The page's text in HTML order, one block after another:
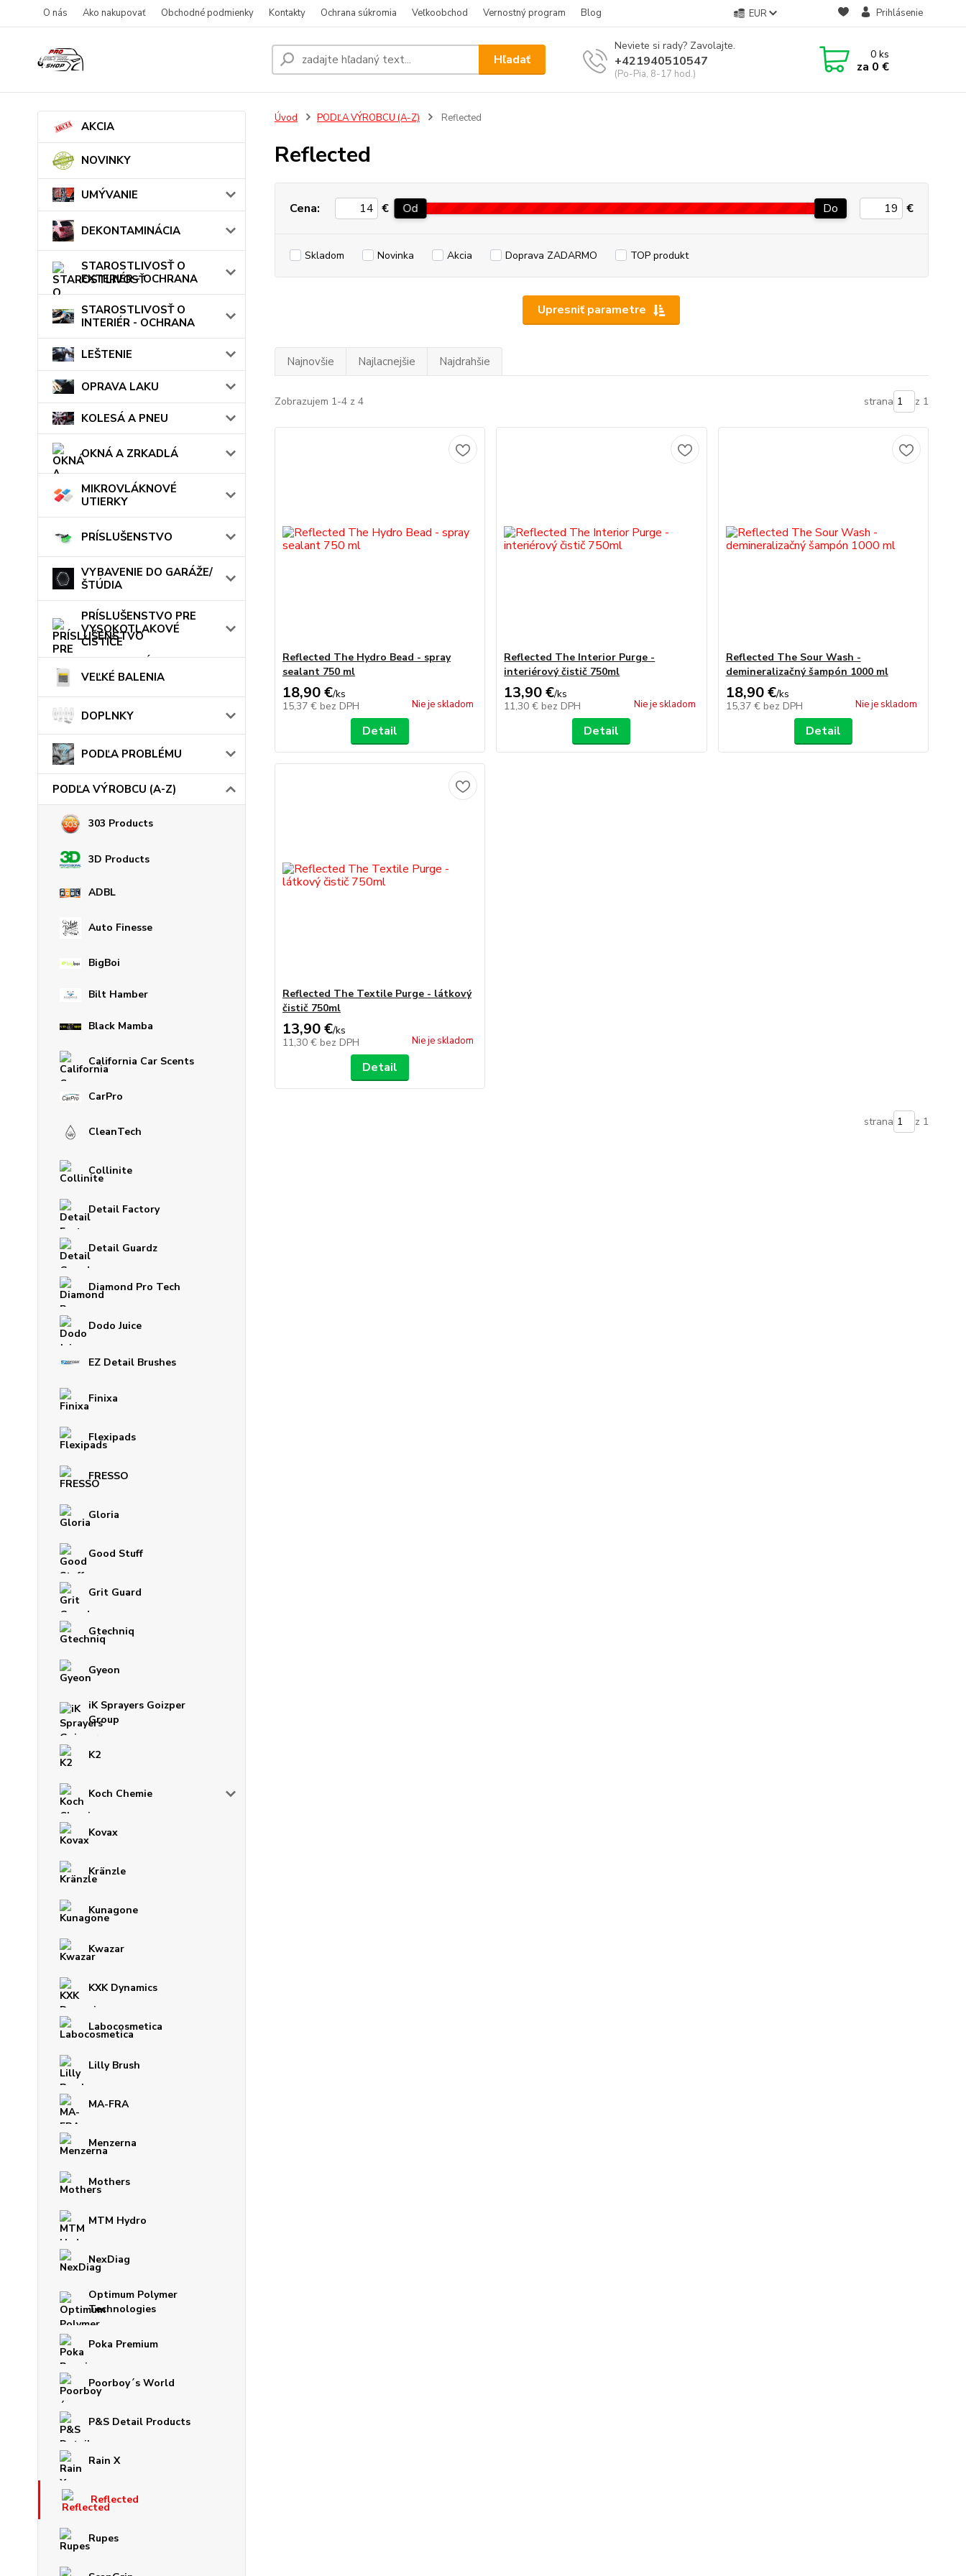
O nás Ako nakupovať Obchodné podmienky Kontakty Ochrana súkromia Veľkoobchod Vernostný program Blog EUR Prihlásenie
Hľadať
Neviete si rady? Zavolajte.
+421940510547
(Po-Pia, 8-17 hod.)
0ks
za 0 €
AKCIA
NOVINKY
UMÝVANIE
DEKONTAMINÁCIA
STAROSTLIVOSŤ O
EXTERIÉR - OCHRANA
STAROSTLIVOSŤ O
INTERIÉR - OCHRANA
LEŠTENIE
OPRAVA LAKU
KOLESÁ A PNEU
OKNÁ A ZRKADLÁ
MIKROVLÁKNOVÉ
UTIERKY
PRÍSLUŠENSTVO
VYBAVENIE DO GARÁŽE/
ŠTÚDIA
PRÍSLUŠENSTVO PRE
VYSOKOTLAKOVÉ
ČISTIČE
VEĽKÉ BALENIA
DOPLNKY
PODĽA PROBLÉMU
PODĽA VÝROBCU (A-Z)
303 Products
3D Products
ADBL
Auto Finesse
BigBoi
Bilt Hamber
Black Mamba
California Car Scents
CarPro
CleanTech
Collinite
Detail Factory
Detail Guardz
Diamond Pro Tech
Dodo Juice
EZ Detail Brushes
Finixa
Flexipads
FRESSO
Gloria
Good Stuff
Grit Guard
Gtechniq
Gyeon
iK Sprayers Goizper
Group
K2
Koch Chemie
Kovax
Kränzle
Kunagone
Kwazar
KXK Dynamics
Labocosmetica
Lilly Brush
MA-FRA
Menzerna
Mothers
MTM Hydro
NexDiag
Optimum Polymer
Technologies
Poka Premium
Poorboy´s World
P&S Detail Products
Rain X
Reflected
Rupes
Úvod PODĽA VÝROBCU (A-Z) Reflected
Reflected
Upresniť parametre
Cena: € Od Do €
Skladom Novinka Akcia Doprava ZADARMO TOP produkt
Najnovšie Najlacnejšie Najdrahšie
Zobrazujem 1-4 z 4 strana z 1
Reflected The Hydro Bead - spray
sealant 750 ml
18,90 €/ks
15,37 € bez DPH Nie je skladom
Detail
Reflected The Interior Purge -
interiérový čistič 750ml
13,90 €/ks
11,30 € bez DPH Nie je skladom
Detail
Reflected The Sour Wash -
demineralizačný šampón 1000 ml
18,90 €/ks
15,37 € bez DPH Nie je skladom
Detail
Reflected The Textile Purge - látkový
čistič 750ml
13,90 €/ks
11,30 € bez DPH Nie je skladom
Detail
strana z 1